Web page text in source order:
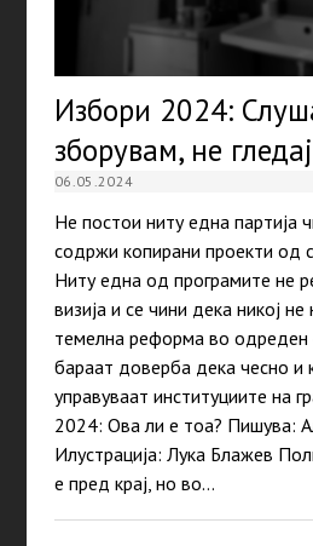
Избори 2024:
зборувам, не
06.05.2024
Не постои ниту една партија
содржи копирани проекти од
Ниту една од програмите не
визија и се чини дека никој
темелна реформа во одреден
бараат доверба дека чесно и
управуваат институциите на
2024: Ова ли е тоа? Пишува:
Илустрација: Лука Блажев
е пред крај, но во…